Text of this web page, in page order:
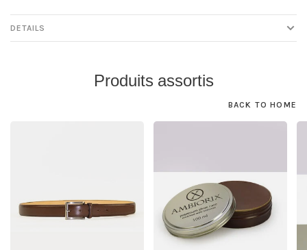
DETAILS
Produits assortis
BACK TO HOME